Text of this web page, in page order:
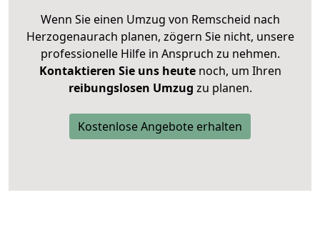
Wenn Sie einen Umzug von Remscheid nach
Herzogenaurach planen, zögern Sie nicht, unsere
professionelle Hilfe in Anspruch zu nehmen.
Kontaktieren Sie uns heutenoch, um Ihren
reibungslosen Umzug zu planen.
Kostenlose Angebote erhalten